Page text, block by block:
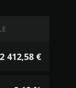
2 412,58 €